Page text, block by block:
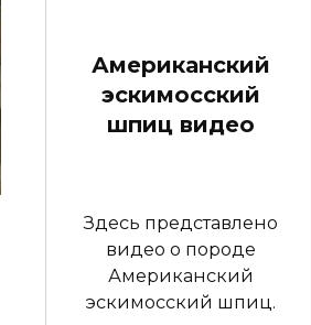
Американский
эскимосский
шпиц видео
Здесь представлено
видео о породе
Американский
эскимосский шпиц.